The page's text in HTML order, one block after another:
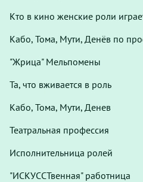
Кто в кино женские роли
Кабо, Тома, Мути, Денёв по
"Жрица" Мельпомены
Та, что вживается в роль
Кабо, Тома, Мути, Денев
Театральная профессия
Исполнительница ролей
"ИСКУССТвенная" работница